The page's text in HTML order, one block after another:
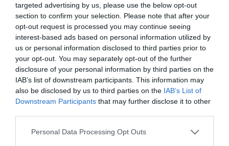
targeted advertising by us, please use the below opt-out
section to confirm your selection. Please note that after your
opt-out request is processed you may continue seeing
interest-based ads based on personal information utilized by
us or personal information disclosed to third parties prior to
your opt-out. You may separately opt-out of the further
disclosure of your personal information by third parties on the
IAB’s list of downstream participants. This information may
also be disclosed by us to third parties on the IAB’s List of
Downstream Participants that may further disclose it to other
Personal Data Processing Opt Outs
Autore Tommaso Maschio
31.01.2014 19:11 2014
vedi letture